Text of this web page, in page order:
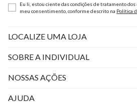
Eu li, estou ciente das condições de tratamento
meu consentimento, conforme descrito na Política
LOCALIZE UMA LOJA
SOBRE A INDIVIDUAL
Quem Somos
NOSSAS AÇÕES
Livelo
AJUDA